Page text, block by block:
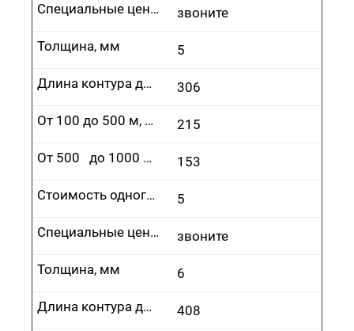
звоните
Специальные цены
5
Толщина, мм
306
Длина контура до 100 м, руб.
215
От 100 до 500 м, руб.
153
От 500 до 1000 м, руб.
5
Стоимость одного врезания, руб.
звоните
Специальные цены
6
Толщина, мм
408
Длина контура до 100 м, руб.